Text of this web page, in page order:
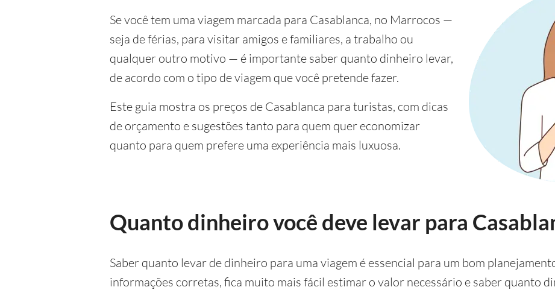
Se você tem uma viagem marcada para Casablanca, no Marrocos —
seja de férias, para visitar amigos e familiares, a trabalho ou
qualquer outro motivo — é importante saber quanto dinheiro levar,
de acordo com o tipo de viagem que você pretende fazer.
Este guia mostra os preços de Casablanca para turistas, com dicas
de orçamento e sugestões tanto para quem quer economizar
quanto para quem prefere uma experiência mais luxuosa.
Quanto dinheiro você deve levar para
Saber quanto levar de dinheiro para uma viagem é essencial para um bom
informações corretas, fica muito mais fácil estimar o valor necessário e saber quanto